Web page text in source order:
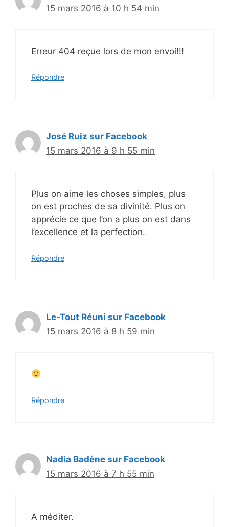
15 mars 2016 à 10 h 54 min
Erreur 404 reçue lors de mon envoi!!!
Répondre
José Ruiz sur Facebook
15 mars 2016 à 9 h 55 min
Plus on aime les choses simples, plus
on est proches de sa divinité. Plus on
apprécie ce que l’on a plus on est dans
l’excellence et la perfection.
Répondre
Le-Tout Réuni sur Facebook
15 mars 2016 à 8 h 59 min
Répondre
Nadia Badène sur Facebook
15 mars 2016 à 7 h 55 min
A méditer.